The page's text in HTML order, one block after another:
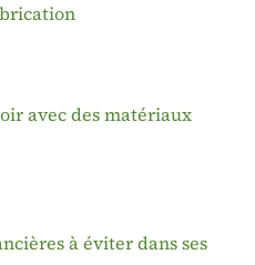
avec des matériaux
à éviter dans ses